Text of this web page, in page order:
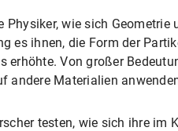
Physiker, wie sich
es ihnen, die Form der
erhöhte. Von großer
andere Materialien
testen, wie sich ihre